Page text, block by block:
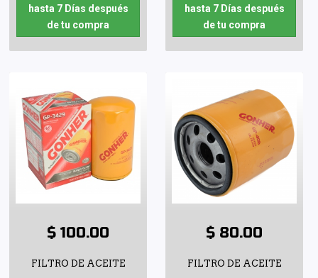
hasta 7 Días después
de tu compra
hasta 7 Días después
de tu compra
$ 100.00
FILTRO DE ACEITE
$ 80.00
FILTRO DE ACEITE